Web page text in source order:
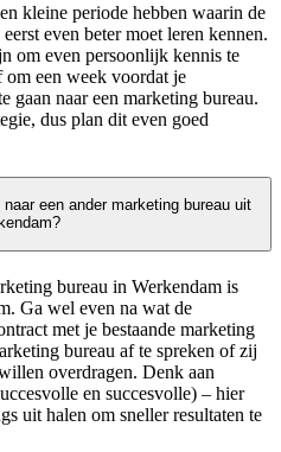
kleine periode hebben waarin de
even beter moet leren kennen.
om even persoonlijk kennis te
om een week voordat je
gaan naar een marketing bureau.
dus plan dit even goed
een ander marketing bureau uit
bureau in Werkendam is
Ga wel even na wat de
met je bestaande marketing
bureau af te spreken of zij
overdragen. Denk aan
en succesvolle) – hier
uit halen om sneller resultaten te